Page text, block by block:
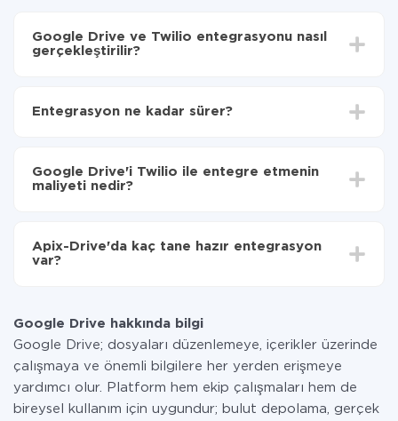
Google Drive ve Twilio entegrasyonu nasıl
gerçekleştirilir?
aktarılacağını seçin
Twilio'ye aktarılacaktır.
Entegrasyon ne kadar sürer?
olarak, 10-15 dakika sürer.
Google Drive'i Twilio ile entegre etmenin
maliyeti nedir?
Hizmetimiz aracılığıyla yalnızca bir sisteminizden
diğerine aktarılan veri miktarı için ödeme yaparsınız.
Apix-Drive'da kaç tane hazır entegrasyon
var?
Google Drive hakkında bilgi
Google Drive; dosyaları düzenlemeye, içerikler üzerinde
çalışmaya ve önemli bilgilere her yerden erişmeye
yardımcı olur. Platform hem ekip çalışmaları hem de
bireysel kullanım için uygundur; bulut depolama, gerçek